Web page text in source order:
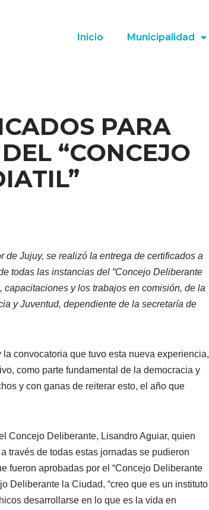
Inicio Municipalidad
PARA
“CONCEJO
Jujuy, se realizó la entrega de certificados a
todas las instancias del “Concejo Deliberante
y los trabajos en comisión, de la
y Juventud, dependiente de la secretaría de
convocatoria que tuvo esta nueva experiencia,
como parte fundamental de la democracia y
y con ganas de reiterar esto, el año que
Concejo Deliberante, Lisandro Aguiar, quien
través de todas estas jornadas se pudieron
fueron aprobadas por el “Concejo Deliberante
Deliberante la Ciudad, “creo que es un instituto
desarrollarse en lo que es la vida en